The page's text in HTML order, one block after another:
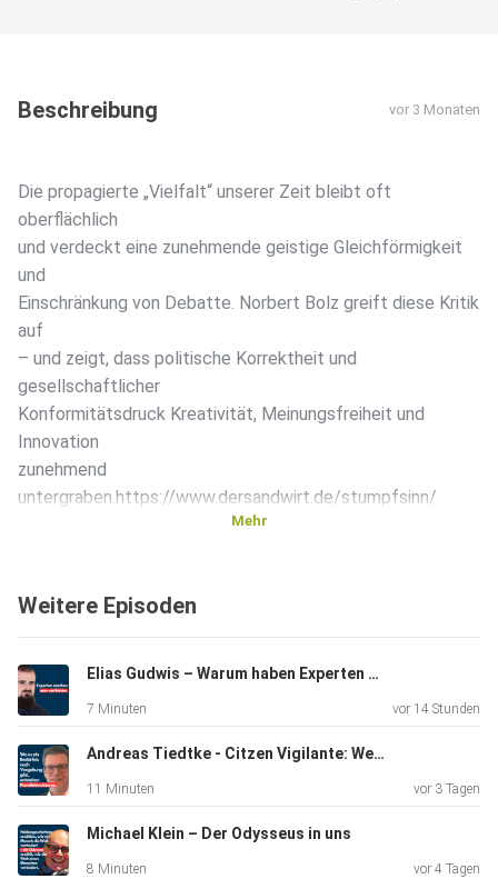
Beschreibung vor 3 Monaten
Die propagierte „Vielfalt“ unserer Zeit bleibt oft
oberflächlich
und verdeckt eine zunehmende geistige Gleichförmigkeit
und
Einschränkung von Debatte. ‌Norbert Bolz greift diese Kritik
auf
– und zeigt, dass politische Korrektheit und
gesellschaftlicher
Konformitätsdruck Kreativität, Meinungsfreiheit und
Innovation
zunehmend
untergraben.https://www.dersandwirt.de/stumpfsinn/
Mehr
Weitere Episoden
Elias Gudwis – Warum haben Experten so häufig unrecht?
7 Minuten vor 14 Stunden
Andreas Tiedtke - Citzen Vigilante: Wenn die Justiz „versagt"
11 Minuten vor 3 Tagen
Michael Klein – Der Odysseus in uns
8 Minuten vor 4 Tagen